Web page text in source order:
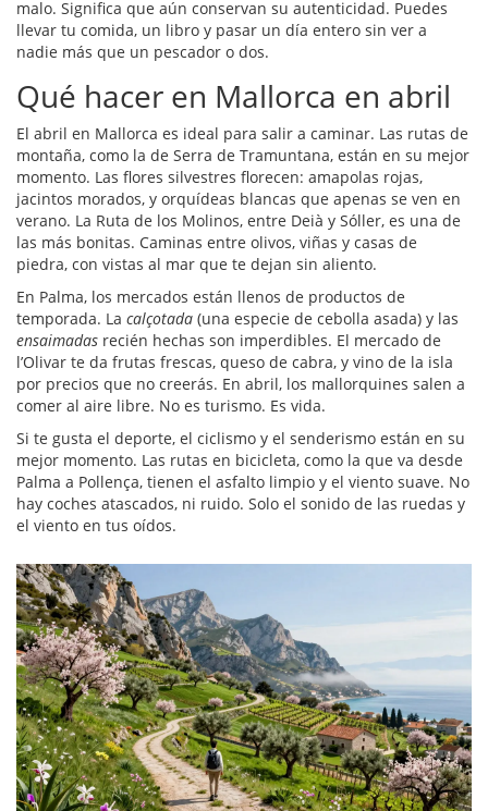
malo. Significa que aún conservan su autenticidad. Puedes
llevar tu comida, un libro y pasar un día entero sin ver a
nadie más que un pescador o dos.
Qué hacer en Mallorca en abril
El abril en Mallorca es ideal para salir a caminar. Las rutas de
montaña, como la de Serra de Tramuntana, están en su mejor
momento. Las flores silvestres florecen: amapolas rojas,
jacintos morados, y orquídeas blancas que apenas se ven en
verano. La Ruta de los Molinos, entre Deià y Sóller, es una de
las más bonitas. Caminas entre olivos, viñas y casas de
piedra, con vistas al mar que te dejan sin aliento.
En Palma, los mercados están llenos de productos de
temporada. La calçotada (una especie de cebolla asada) y las
ensaimadas recién hechas son imperdibles. El mercado de
l’Olivar te da frutas frescas, queso de cabra, y vino de la isla
por precios que no creerás. En abril, los mallorquines salen a
comer al aire libre. No es turismo. Es vida.
Si te gusta el deporte, el ciclismo y el senderismo están en su
mejor momento. Las rutas en bicicleta, como la que va desde
Palma a Pollença, tienen el asfalto limpio y el viento suave. No
hay coches atascados, ni ruido. Solo el sonido de las ruedas y
el viento en tus oídos.